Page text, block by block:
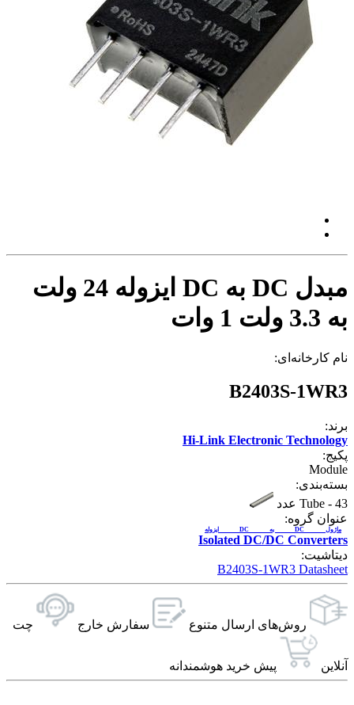
مبدل DC به DC ایزوله 24 ولت
به 3.3 ولت 1 وات
نام کارخانه‌ای:
B2403S-1WR3
برند:
Hi-Link Electronic Technology
پکیج:
Module
بسته‌بندی:
Tube - 43 عدد
عنوان گروه:
Isolated DC/DC Converters
ماژول DC به DC ایزوله
دیتاشیت:
B2403S-1WR3 Datasheet
روش‌های ارسال‌ متنوع سفارش خارج چت
آنلاین پیش خرید هوشمندانه